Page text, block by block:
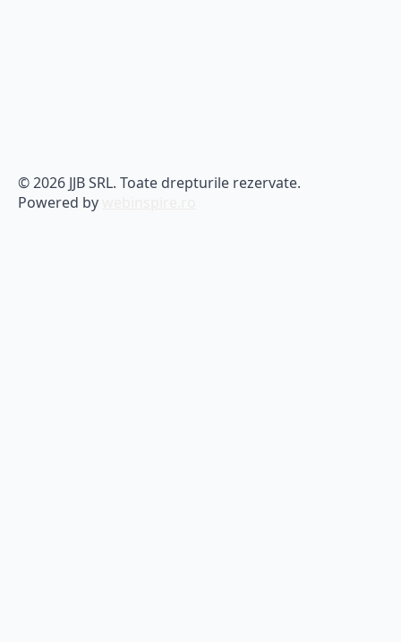
© 2026 JJB SRL. Toate drepturile rezervate.
Powered by